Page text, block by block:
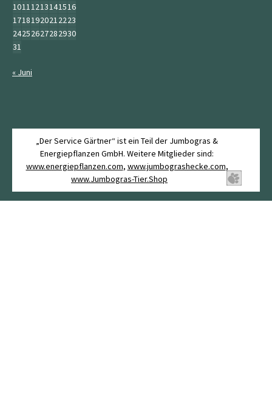
10111213141516
17181920212223
24252627282930
31
« Juni
„Der Service Gärtner“ ist ein Teil der Jumbogras &
Energiepflanzen GmbH. Weitere Mitglieder sind:
www.energiepflanzen.com, www.jumbograshecke.com,
www.Jumbogras-Tier.Shop